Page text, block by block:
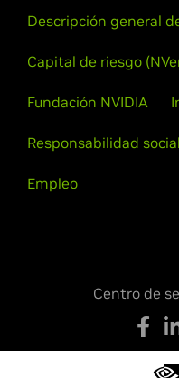
Descripción general
Capital de riesgo
Fundación NVIDIA
Responsabilidad social
Empleo
Centro de